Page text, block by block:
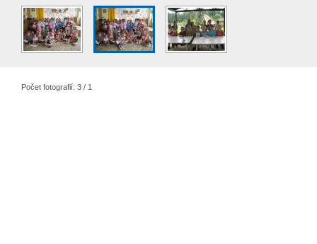
Počet fotografií: 3 / 1